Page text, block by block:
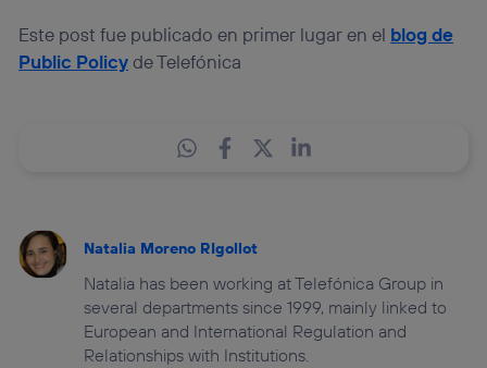
Este post fue publicado en primer lugar en el blog de
Public Policyde Telefónica
Natalia Moreno RIgollot
Natalia has been working at Telefónica Group in
several departments since 1999, mainly linked to
European and International Regulation and
Relationships with Institutions.